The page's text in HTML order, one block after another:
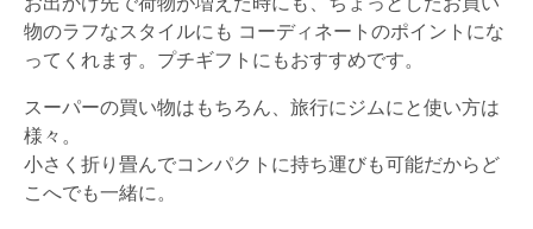
物のラフなスタイルにも コーディネートのポイントにな
ってくれます。プチギフトにもおすすめです。
スーパーの買い物はもちろん、旅行にジムにと使い方は
様々。
小さく折り畳んでコンパクトに持ち運びも可能だからど
こへでも一緒に。